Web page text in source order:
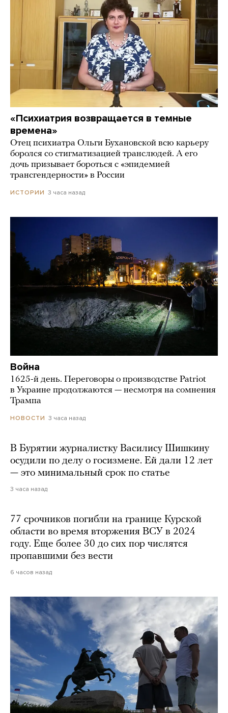
«Психиатрия возвращается в темные
времена»
Отец психиатра Ольги Бухановской всю карьеру
боролся со стигматизацией транслюдей. А его
дочь призывает бороться с «эпидемией
трансгендерности» в России
ИСТОРИИ 3 часа назад
Война
1625-й день. Переговоры о производстве Patriot
в Украине продолжаются — несмотря на сомнения
Трампа
НОВОСТИ 3 часа назад
В Бурятии журналистку Василису Шишкину
осудили по делу о госизмене. Ей дали 12 лет
— это минимальный срок по статье
3 часа назад
77 срочников погибли на границе Курской
области во время вторжения ВСУ в 2024
году. Еще более 30 до сих пор числятся
пропавшими без вести
6 часов назад